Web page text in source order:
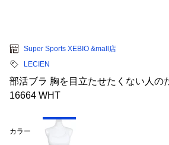
Super Sports XEBIO &mall店
LECIEN
部活ブラ 胸を目立たせたくない人の
16664 WHT
カラー